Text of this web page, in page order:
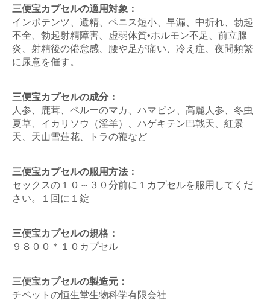
三便宝カプセルの適用対象：
インポテンツ、遺精、ペニス短小、早漏、中折れ、勃起
不全、勃起射精障害、虚弱体質•ホルモン不足、前立腺
炎、射精後の倦怠感、腰や足が痛い、冷え症、夜間頻繁
に尿意を催す。
三便宝カプセルの成分：
人参、鹿茸、ペルーのマカ、ハマビシ、高麗人参、冬虫
夏草、イカリソウ（淫羊）、ハゲキテン巴戟天、紅景
天、天山雪蓮花、トラの鞭など
三便宝カプセルの服用方法：
セックスの１０～３０分前に１カプセルを服用してくだ
さい。１回に１錠
三便宝カプセルの規格：
９８００＊１０カプセル
三便宝カプセルの製造元：
チベットの恒生堂生物科学有限会社